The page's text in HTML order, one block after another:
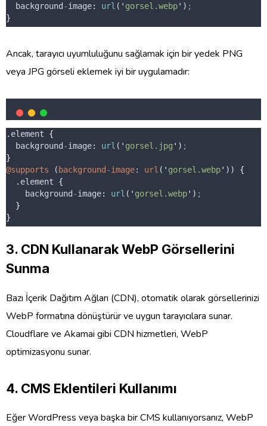
background -image: url ( ' gorsel.webp' ) ;
}
Ancak, tarayıcı uyumluluğunu sağlamak için bir yedek PNG
veya JPG görseli eklemek iyi bir uygulamadır:
. element
{
background -image: url ( ' gorsel.jpg ' ) ;
}
@supports ( background -image: url ( ' gorsel.webp' )) {
. element
{
background -image: url ( ' gorsel.webp' ) ;
}
}
3. CDN Kullanarak WebP Görsellerini
Sunma
Bazı İçerik Dağıtım Ağları (CDN), otomatik olarak görsellerinizi
WebP formatına dönüştürür ve uygun tarayıcılara sunar.
Cloudflare ve Akamai gibi CDN hizmetleri, WebP
optimizasyonu sunar.
4. CMS Eklentileri Kullanımı
Eğer WordPress veya başka bir CMS kullanıyorsanız, WebP